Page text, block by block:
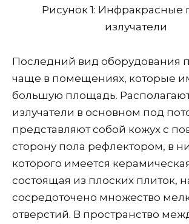
Рисунок 1: Инфракрасные
излучатели
Последний вид оборудования
чаще в помещениях, которые
большую площадь.
излучатели в основном под
представляют собой кожух с
сторону пола рефлектором, в
которого имеется
состоящая из плоских плиток,
сосредоточено множество
отверстий. В пространство